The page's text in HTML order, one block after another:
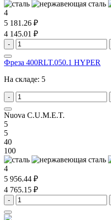
4
5 181.26 ₽
4 145.01 ₽
-
Фреза 400RLT.050.1 HYPER
На складе: 5
-
Nuova C.U.M.E.T.
5
5
40
100
4
5 956.44 ₽
4 765.15 ₽
-